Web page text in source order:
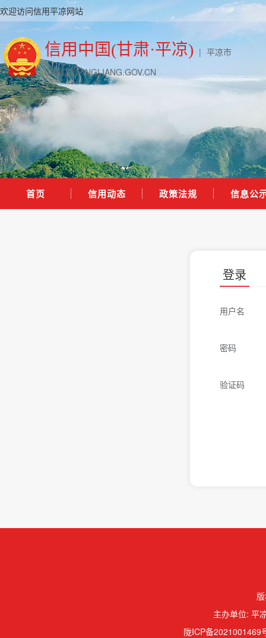
欢迎访问信用平凉网站
信用中国(甘肃·平凉) | 平凉市
CREDIT.PINGLIANG.GOV.CN
首页 信用动态 政策法规 信息公
登录
用户名
密码
验证码
主办单位: 平
陇ICP备2021001469